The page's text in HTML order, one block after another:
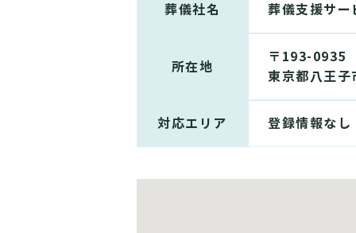
葬儀社名 葬儀支援サー
所在地
〒193-0935
東京都八王
対応エリア 登録情報なし